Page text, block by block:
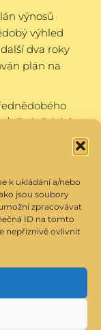
k ukládání a/nebo
jsou soubory
zpracovávat
ID na tomto
nepříznivě ovlivnit
výnosů
výhled
dva roky
plán na
střednědobý
na
Dětského
s jejich
domovem